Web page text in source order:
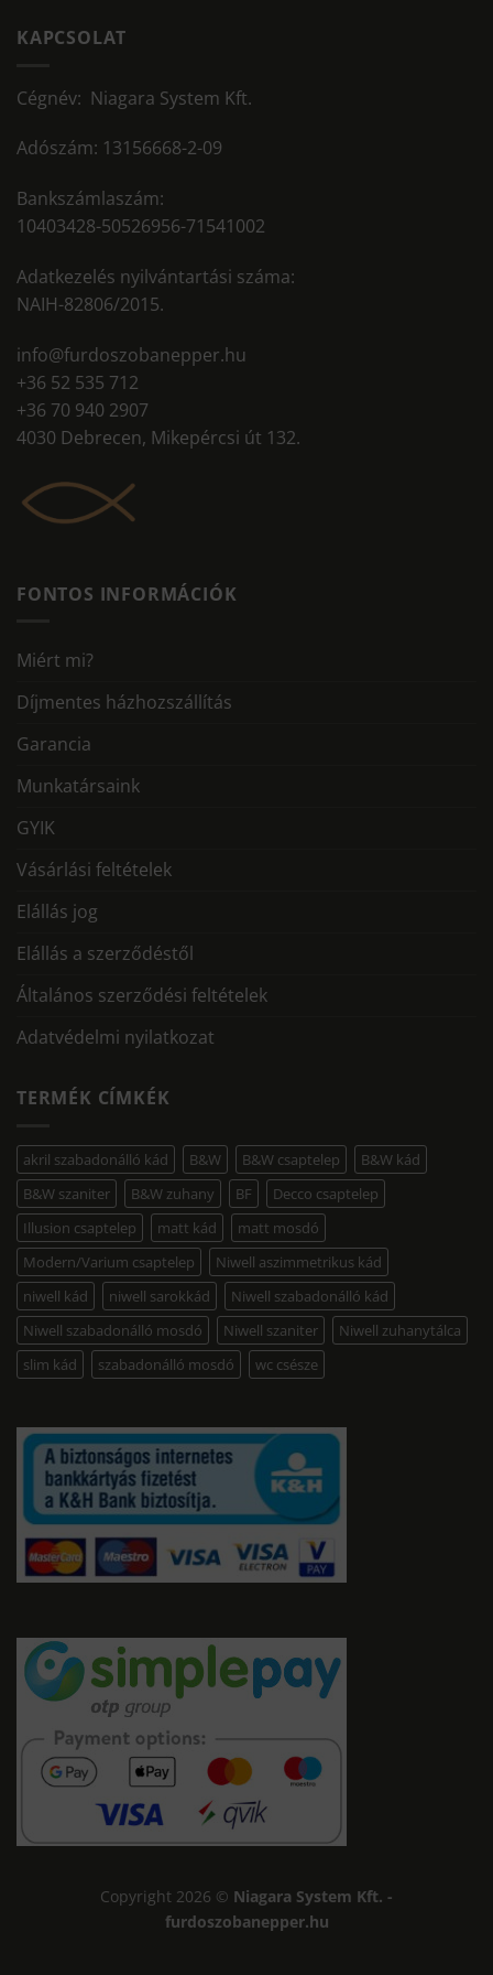
KAPCSOLAT
Cégnév: Niagara System Kft.
Adószám: 13156668-2-09
Bankszámlaszám:
10403428-50526956-71541002
Adatkezelés nyilvántartási száma:
NAIH-82806/2015.
info@furdoszobanepper.hu
+36 52 535 712
+36 70 940 2907
4030 Debrecen, Mikepércsi út 132.
FONTOS INFORMÁCIÓK
Miért mi?
Díjmentes házhozszállítás
Garancia
Munkatársaink
GYIK
Vásárlási feltételek
Elállás jog
Elállás a szerződéstől
Általános szerződési feltételek
Adatvédelmi nyilatkozat
TERMÉK CÍMKÉK
akril szabadonálló kád B&W B&W csaptelep
B&W kád
B&W szaniter
B&W zuhany BF
Decco csaptelep
Illusion csaptelep
matt kád
matt mosdó
Modern/Varium csaptelep
Niwell aszimmetrikus kád
niwell kád
niwell sarokkád
Niwell szabadonálló kád
Niwell szabadonálló mosdó
Niwell szaniter
Niwell zuhanytálca
slim kád
szabadonálló mosdó wc csésze
Copyright 2026 © Niagara System Kft. -
furdoszobanepper.hu